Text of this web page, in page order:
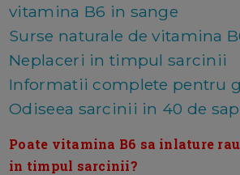
vitamina B6 in sange
Surse naturale de vitamina
Neplaceri in timpul sarcinii
Informatii complete pentru
Odiseea sarcinii in 40 de
Poate vitamina B6 sa inlature
in timpul sarcinii?